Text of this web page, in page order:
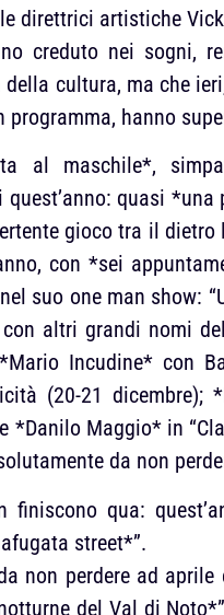
direttrici artistiche
creduto nei sogni,
della cultura, ma che
programma, hanno
al maschile*,
quasi
gioco tra il
con *sei
suo one man show:
altri grandi nomi
Incudine* con
(20-21 dicembre);
*Danilo Maggio* in
da non
finiscono qua:
street*”.
non perdere ad
del Val di